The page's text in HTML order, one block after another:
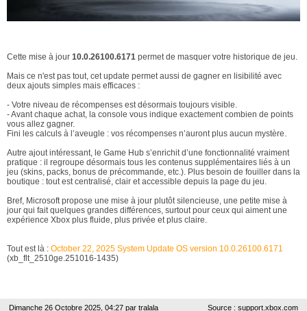
Cette mise à jour 10.0.26100.6171 permet de masquer votre historique de jeu.
Mais ce n'est pas tout, cet update permet aussi de gagner en lisibilité avec
deux ajouts simples mais efficaces :
- Votre niveau de récompenses est désormais toujours visible.
- Avant chaque achat, la console vous indique exactement combien de points
vous allez gagner.
Fini les calculs à l’aveugle : vos récompenses n’auront plus aucun mystère.
Autre ajout intéressant, le Game Hub s’enrichit d’une fonctionnalité vraiment
pratique : il regroupe désormais tous les contenus supplémentaires liés à un
jeu (skins, packs, bonus de précommande, etc.). Plus besoin de fouiller dans la
boutique : tout est centralisé, clair et accessible depuis la page du jeu.
Bref, Microsoft propose une mise à jour plutôt silencieuse, une petite mise à
jour qui fait quelques grandes différences, surtout pour ceux qui aiment une
expérience Xbox plus fluide, plus privée et plus claire.
Tout est là : October 22, 2025 System Update OS version 10.0.26100.6171
(xb_flt_2510ge.251016-1435)​
Dimanche 26 Octobre 2025, 04:27 par tralala Source : support.xbox.com